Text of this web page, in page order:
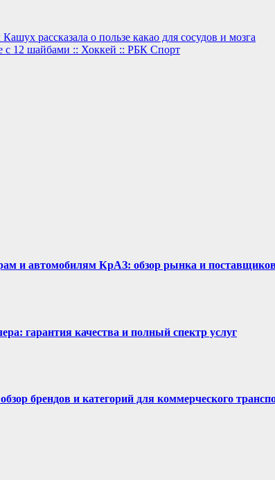
рассказала о пользе какао для сосудов и мозга
12 шайбами :: Хоккей :: РБК Спорт
и автомобилям КрАЗ: обзор рынка и поставщиков
гарантия качества и полный спектр услуг
брендов и категорий для коммерческого